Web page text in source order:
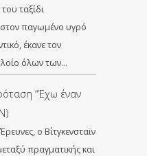
ταξίδι
παγωμένο υγρό
έκανε τον
όλων των…
“Έχω έναν
ο Βίτγκενσταϊν
πραγματικής και